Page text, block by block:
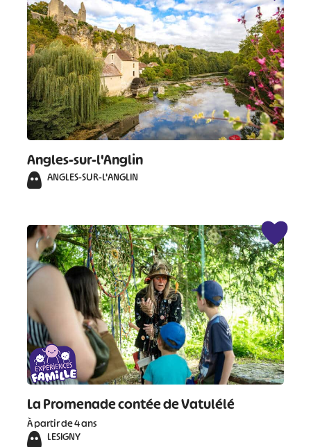
Angles-sur-l'Anglin
ANGLES-SUR-L'ANGLIN
La Promenade contée de Vatulélé
À partir de 4 ans
LESIGNY
# # #
#
#
#
#